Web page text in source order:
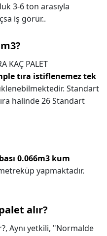
3-6 ton arasıyla
iş görür..
KAÇ PALET
tıra istiflenemez tek
Standart
halinde 26 Standart
0.066m3 kum
yapmaktadır.
alır?
Aynı yetkili, "Normalde